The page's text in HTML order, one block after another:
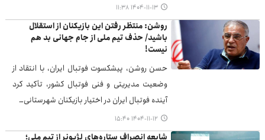
۱۴۰۴-۱۱-۱۳ ۱۱:۳۸
روشن: منتظر رفتن این بازیکنان از استقلال
باشید/ حذف تیم ملی از جام جهانی بد هم
نیست!
حسن روشن، پیشکسوت فوتبال ایران، با انتقاد از
وضعیت مدیریتی و فنی فوتبال کشور، تأکید کرد
آینده فوتبال ایران در اختیار بازیکنان شهرستانی…
۱۴۰۴-۱۱-۱۲ ۱۵:۴۰
شایعه انصراف ستاره‌های لژیونر از تیم ملی؛